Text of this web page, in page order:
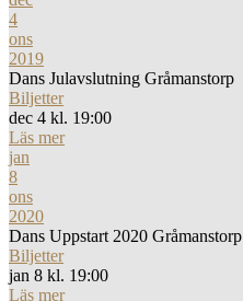
4
ons
2019
Dans Julavslutning Gråmanstorp
Biljetter
dec 4 kl. 19:00
Läs mer
jan
8
ons
2020
Dans Uppstart 2020 Gråmanstorp
Biljetter
jan 8 kl. 19:00
Läs mer